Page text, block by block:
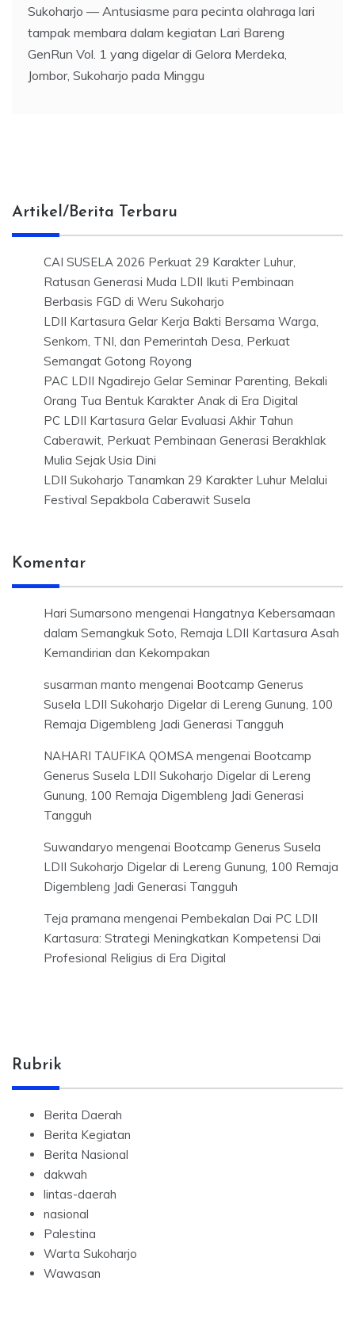
Sukoharjo — Antusiasme para pecinta olahraga lari
tampak membara dalam kegiatan Lari Bareng
GenRun Vol. 1 yang digelar di Gelora Merdeka,
Jombor, Sukoharjo pada Minggu
Artikel/Berita Terbaru
CAI SUSELA 2026 Perkuat 29 Karakter Luhur,
Ratusan Generasi Muda LDII Ikuti Pembinaan
Berbasis FGD di Weru Sukoharjo
LDII Kartasura Gelar Kerja Bakti Bersama Warga,
Senkom, TNI, dan Pemerintah Desa, Perkuat
Semangat Gotong Royong
PAC LDII Ngadirejo Gelar Seminar Parenting, Bekali
Orang Tua Bentuk Karakter Anak di Era Digital
PC LDII Kartasura Gelar Evaluasi Akhir Tahun
Caberawit, Perkuat Pembinaan Generasi Berakhlak
Mulia Sejak Usia Dini
LDII Sukoharjo Tanamkan 29 Karakter Luhur Melalui
Festival Sepakbola Caberawit Susela
Komentar
Hari Sumarsono mengenai Hangatnya Kebersamaan
dalam Semangkuk Soto, Remaja LDII Kartasura Asah
Kemandirian dan Kekompakan
susarman manto mengenai Bootcamp Generus
Susela LDII Sukoharjo Digelar di Lereng Gunung, 100
Remaja Digembleng Jadi Generasi Tangguh
NAHARI TAUFIKA QOMSA mengenai Bootcamp
Generus Susela LDII Sukoharjo Digelar di Lereng
Gunung, 100 Remaja Digembleng Jadi Generasi
Tangguh
Suwandaryo mengenai Bootcamp Generus Susela
LDII Sukoharjo Digelar di Lereng Gunung, 100 Remaja
Digembleng Jadi Generasi Tangguh
Teja pramana mengenai Pembekalan Dai PC LDII
Kartasura: Strategi Meningkatkan Kompetensi Dai
Profesional Religius di Era Digital
Rubrik
Berita Daerah
Berita Kegiatan
Berita Nasional
dakwah
lintas-daerah
nasional
Palestina
Warta Sukoharjo
Wawasan